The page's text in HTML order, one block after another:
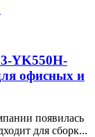
YK550H-
офисных и
появилась
для сборк...